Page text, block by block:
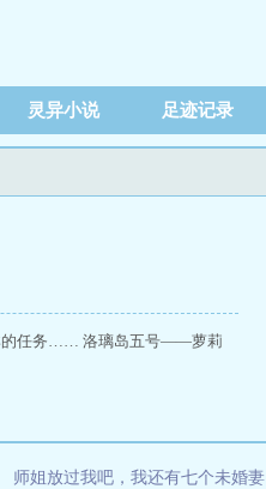
灵异小说 足迹记录
的任务…… 洛璃岛五号——萝莉
师姐放过我吧，我还有七个未婚妻